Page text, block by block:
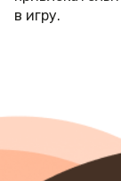
в игру.